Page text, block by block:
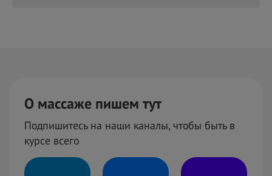
О массаже пишем тут
Подпишитесь на наши каналы, чтобы быть в
курсе всего